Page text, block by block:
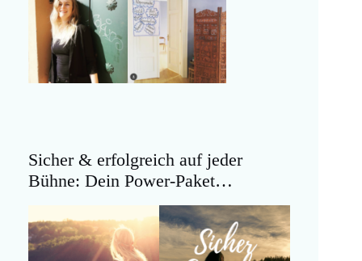
Sicher & erfolgreich auf jeder
Bühne: Dein Power-Paket…